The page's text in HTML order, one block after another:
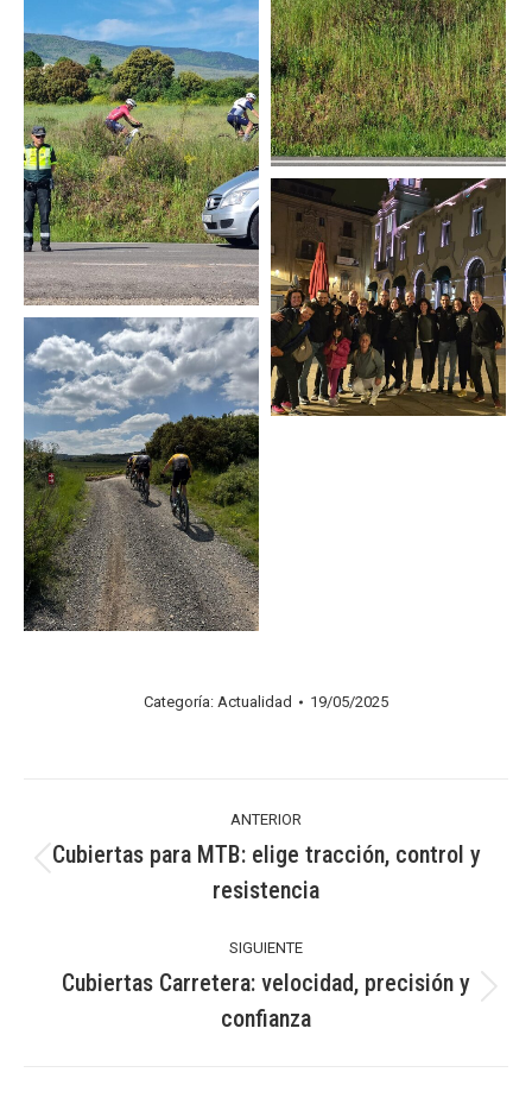
Categoría: Actualidad 19/05/2025
entre
publicaciones
ANTERIOR
Publicación
anterior:
Cubiertas para MTB: elige tracción, control y
resistencia
SIGUIENTE
Publicación
siguiente:
Cubiertas Carretera: velocidad, precisión y
confianza